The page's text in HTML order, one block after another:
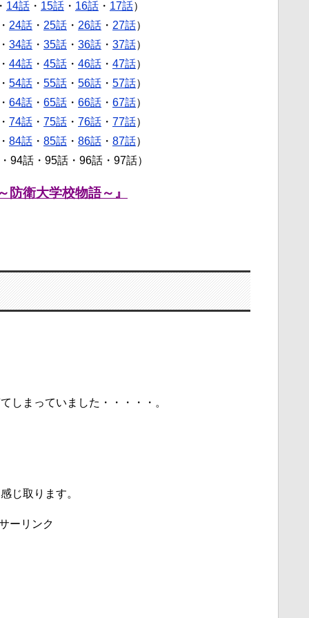
・ 14話 ・ 15話 ・ 16話 ・ 17話）
・ 24話 ・ 25話 ・ 26話 ・ 27話）
・ 34話 ・ 35話 ・ 36話 ・ 37話）
・ 44話 ・ 45話 ・ 46話 ・ 47話）
・ 54話 ・ 55話 ・ 56話 ・ 57話）
・ 64話 ・ 65話 ・ 66話 ・ 67話）
・ 74話 ・ 75話 ・ 76話 ・ 77話）
・ 84話 ・ 85話 ・ 86話 ・ 87話）
94話・95話・96話・97話）
防衛大学校物語～』
しまっていました・・・・・。
じ取ります。
ーリンク